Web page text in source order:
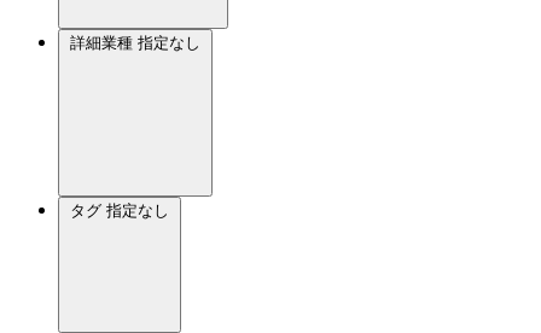
詳細業種 指定なし
タグ 指定なし